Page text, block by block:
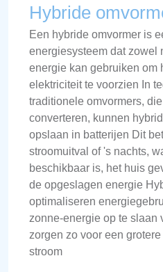
Hybride
Een hybride omvormer is
energiesysteem dat zowel
energie kan gebruiken om
elektriciteit te voorzien In
traditionele omvormers,
converteren, kunnen
opslaan in batterijen Dit
stroomuitval of 's nachts,
beschikbaar is, het huis
de opgeslagen energie
optimaliseren
zonne-energie op te slaan
zorgen zo voor een
stroom